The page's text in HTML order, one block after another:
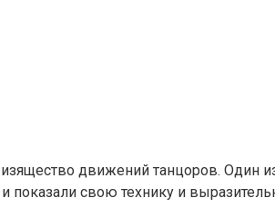
движений танцоров. Один
показали свою технику и